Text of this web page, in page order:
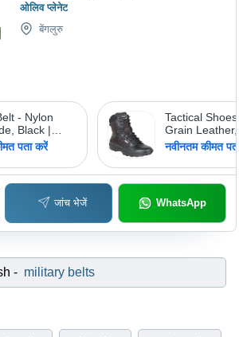
ओलिव प्लेनेट
बेंगलुरु
- Nylon
Black |
Quick
Eyelets
पता करें
Tactical
Grain
Denier
Support with
Cleaning
नवीनतम कीमत
जांच भेजें WhatsApp
- military belts